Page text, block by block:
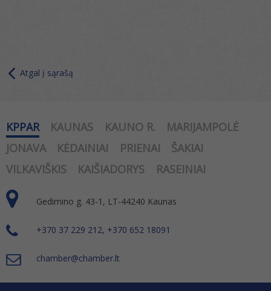
Atgal į sąrašą
KPPAR KAUNAS KAUNO R.
MARIJAMPOLĖ
JONAVA
KĖDAINIAI PRIENAI
ŠAKIAI
VILKAVIŠKIS
KAIŠIADORYS RASEINIAI
Gedimino g. 43-1, LT-44240 Kaunas
+370 37 229 212, +370 652 18091
chamber@chamber.lt